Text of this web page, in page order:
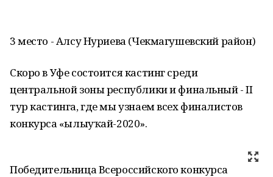
3 место - Алсу Нуриева (Чекмагушевский район)
Скоро в Уфе состоится кастинг среди
центральной зоны республики и финальный - II
тур кастинга, где мы узнаем всех финалистов
конкурса «Һылыуҡай-2020».
Победительница Всероссийского конкурса